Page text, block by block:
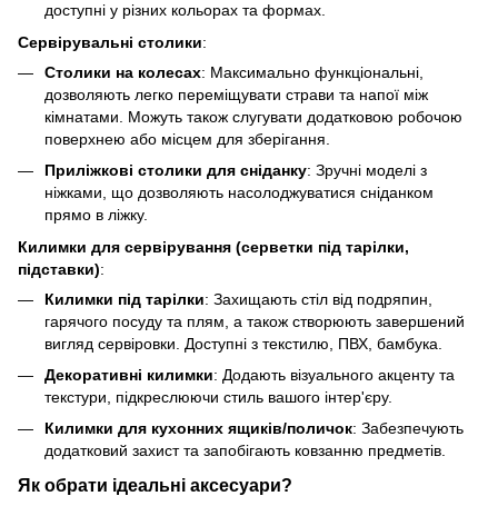
доступні у різних кольорах та формах.
Сервірувальні столики:
Столики на колесах: Максимально функціональні,
дозволяють легко переміщувати страви та напої між
кімнатами. Можуть також слугувати додатковою робочою
поверхнею або місцем для зберігання.
Приліжкові столики для сніданку: Зручні моделі з
ніжками, що дозволяють насолоджуватися сніданком
прямо в ліжку.
Килимки для сервірування (серветки під тарілки,
підставки):
Килимки під тарілки: Захищають стіл від подряпин,
гарячого посуду та плям, а також створюють завершений
вигляд сервіровки. Доступні з текстилю, ПВХ, бамбука.
Декоративні килимки: Додають візуального акценту та
текстури, підкреслюючи стиль вашого інтер'єру.
Килимки для кухонних ящиків/поличок: Забезпечують
додатковий захист та запобігають ковзанню предметів.
Як обрати ідеальні аксесуари?